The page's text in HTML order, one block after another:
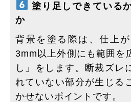
塗り足しできている
か
背景を塗る際は、仕上
3mm以上外側にも範囲を
し」をします。断裁ズレ
れていない部分が生じる
かせないポイントです。